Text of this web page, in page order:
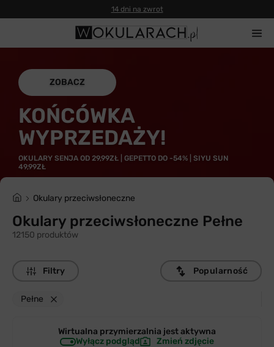
14 dni na zwrot
ZOBACZ
KOŃCÓWKA
WYPRZEDAŻY!
OKULARY SENJA OD 29,99ZŁ | GEPETTO DO -54% | SIYU SUN
49,99ZŁ
Okulary przeciwsłoneczne
Okulary przeciwsłoneczne Pełne
12150 produktów
Filtry
Pełne
Popularność
Wirtualna przymierzalnia jestaktywna
Wyłącz podgląd
Zmień zdjęcie